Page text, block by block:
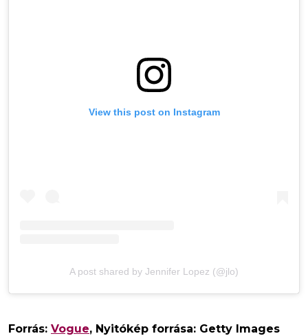
View this post on Instagram
A post shared by Jennifer Lopez (@jlo)
Forrás: Vogue, Nyitókép forrása: Getty Images